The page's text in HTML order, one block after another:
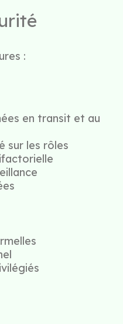
:
en transit et au
sur les rôles